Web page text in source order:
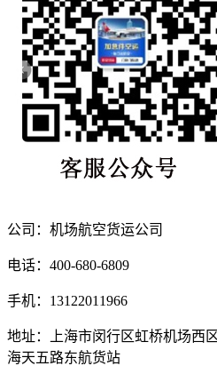
公司：机场航空货运公司
电话：400-680-6809
手机：13122011966
地址：上海市闵行区虹桥机场西
海天五路东航货站